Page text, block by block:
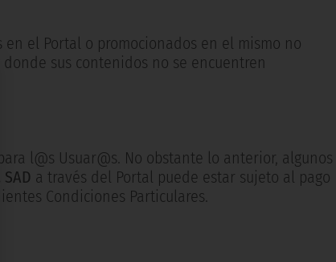
el Portal o promocionados en el mismo no
sus contenidos no se encuentren
l@s Usuar@s. No obstante lo anterior, algunos
SAD a través del Portal puede estar sujeto al pago
Condiciones Particulares.